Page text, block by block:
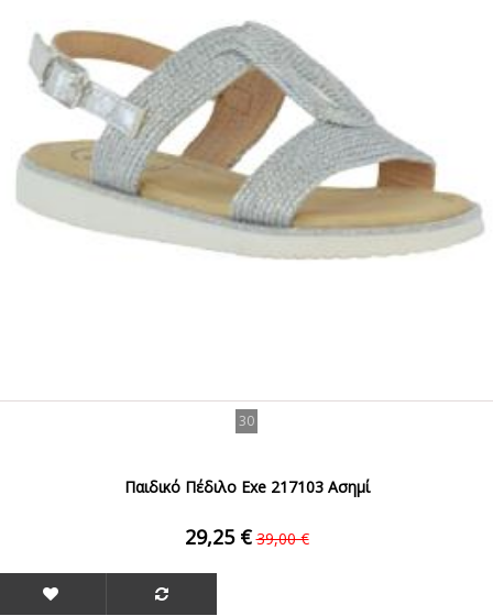
30
Παιδικό Πέδιλο Exe 217103 Ασημί
29,25 € 39,00 €